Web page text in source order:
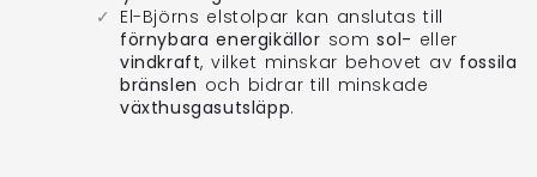
El-Björns elstolpar kan anslutas till
förnybara energikällor somsol- eller
vindkraft, vilket minskar behovet av fossila
bränslen och bidrar till minskade
växthusgasutsläpp.